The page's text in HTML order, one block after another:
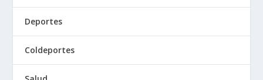
Deportes
Coldeportes